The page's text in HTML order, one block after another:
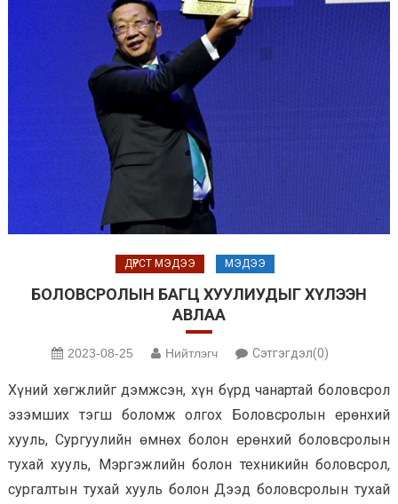
ДҮРСТ МЭДЭЭ МЭДЭЭ
БОЛОВСРОЛЫН БАГЦ ХУУЛИУДЫГ ХҮЛЭЭН
АВЛАА
2023-08-25 Нийтлэгч Сэтгэгдэл(0)
Хүний хөгжлийг дэмжсэн, хүн бүрд чанартай боловсрол
эзэмших тэгш боломж олгох Боловсролын ерөнхий
хууль, Сургуулийн өмнөх болон ерөнхий боловсролын
тухай хууль, Мэргэжлийн болон техникийн боловсрол,
сургалтын тухай хууль болон Дээд боловсролын тухай